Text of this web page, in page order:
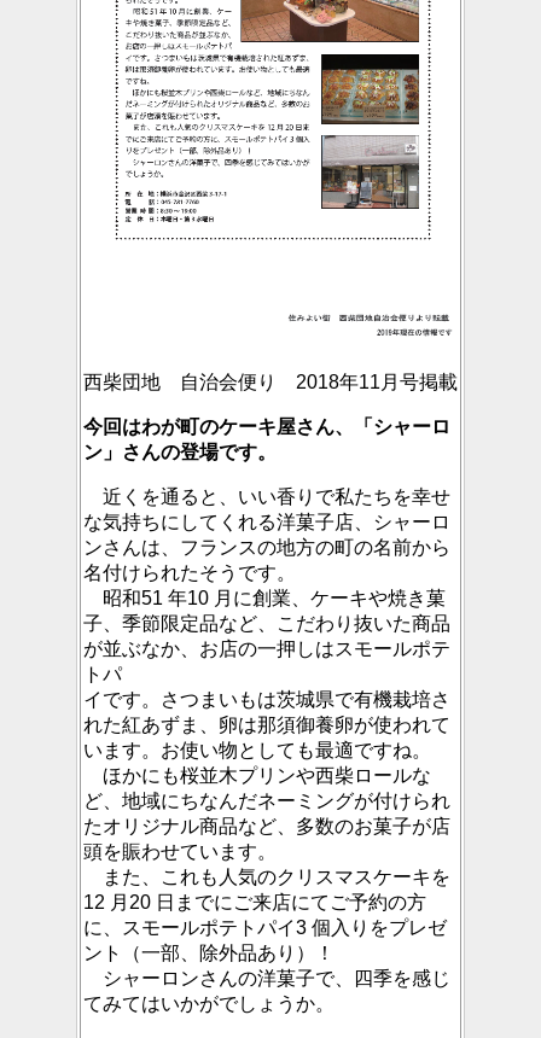
西柴団地 自治会便り 2018年11月号掲載
今回はわが町のケーキ屋さん、「シャーロ
ン」さんの登場です。
近くを通ると、いい香りで私たちを幸せ
な気持ちにしてくれる洋菓子店、シャーロ
ンさんは、フランスの地方の町の名前から
名付けられたそうです。
昭和51 年10 月に創業、ケーキや焼き菓
子、季節限定品など、こだわり抜いた商品
が並ぶなか、お店の一押しはスモールポテ
トパ
イです。さつまいもは茨城県で有機栽培さ
れた紅あずま、卵は那須御養卵が使われて
います。お使い物としても最適ですね。
ほかにも桜並木プリンや西柴ロールな
ど、地域にちなんだネーミングが付けられ
たオリジナル商品など、多数のお菓子が店
頭を賑わせています。
また、これも人気のクリスマスケーキを
12 月20 日までにご来店にてご予約の方
に、スモールポテトパイ3 個入りをプレゼ
ント（一部、除外品あり）！
シャーロンさんの洋菓子で、四季を感じ
てみてはいかがでしょうか。